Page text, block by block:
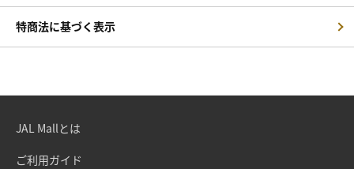
特商法に基づく表示
JAL Mallとは
ご利用ガイド